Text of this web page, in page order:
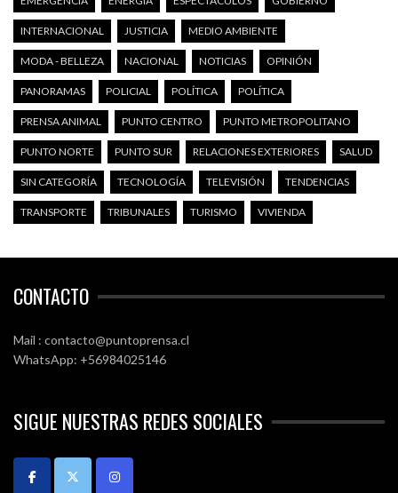
INTERNACIONAL JUSTICIA MEDIO AMBIENTE
MODA - BELLEZA NACIONAL NOTICIAS OPINIÓN
PANORAMAS POLICIAL POLÍTICA POLÍTICA
PRENSA ANIMAL PUNTO CENTRO PUNTO METROPOLITANO
PUNTO NORTE PUNTO SUR RELACIONES EXTERIORES SALUD
SIN CATEGORÍA TECNOLOGÍA TELEVISIÓN TENDENCIAS
TRANSPORTE TRIBUNALES TURISMO VIVIENDA
CONTACTO
Mail : contacto@puntoprensa.cl
WhatsApp: +56984025146
SIGUE NUESTRAS REDES SOCIALES